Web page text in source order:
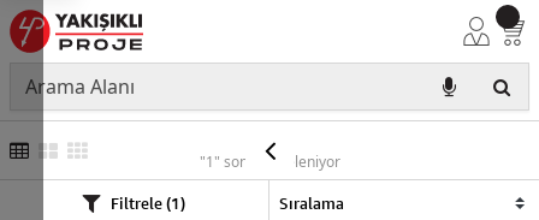
TSE
"1" sonuç listeleniyor
Filtrele (1)